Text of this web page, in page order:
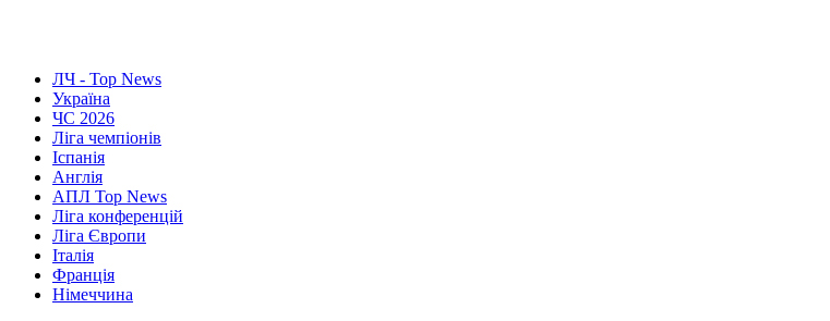
ЛЧ - Top News
Україна
ЧС 2026
Ліга чемпіонів
Іспанія
Англія
АПЛ Top News
Ліга конференцій
Ліга Європи
Італія
Франція
Німеччина